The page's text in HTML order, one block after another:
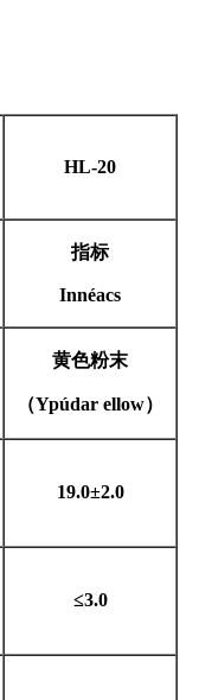
HL-20
指标
Innéacs
黄色粉末
（Ypúdar ellow）
19.0±2.0
≤3.0